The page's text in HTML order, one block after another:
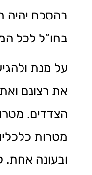
בהסכם יהיה
בחו”ל לכל
על מנת
את רצונם
הצדדים.
מטרות
ובעונה אחת.